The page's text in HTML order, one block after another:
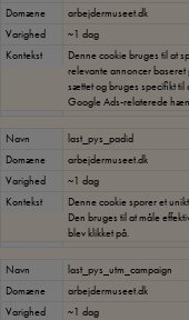
Domæne
arbejdermuseet.dk
Varighed
~1 dag
Kontekst
Denne cookie bruges til at
relevante annoncer
sættet og bruges specifikt til
Google Ads-relaterede
Navn
last_pys_padid
Domæne
arbejdermuseet.dk
Varighed
~1 dag
Kontekst
Denne cookie sporer et
Den bruges til at måle
blev klikket på.
Navn
last_pys_utm_campaign
Domæne
arbejdermuseet.dk
Varighed
~1 dag